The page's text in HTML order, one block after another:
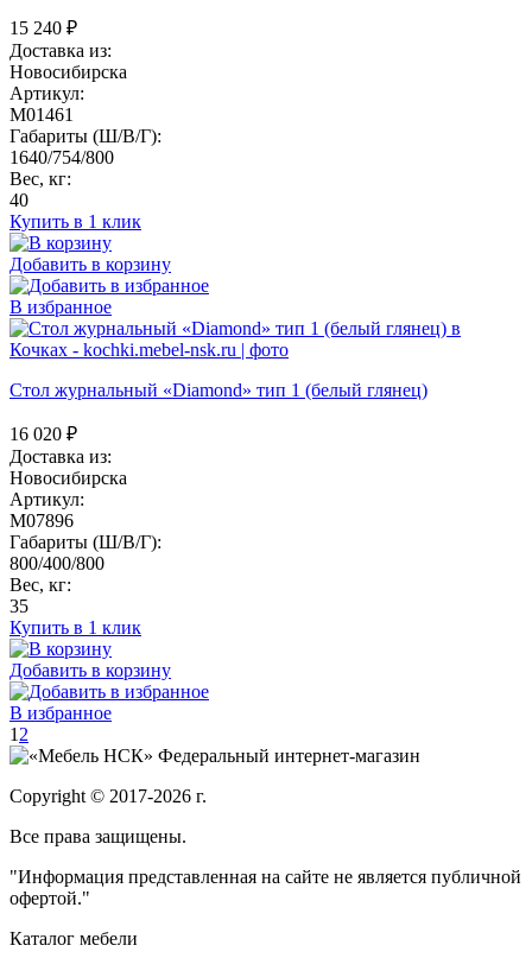
15 240 ₽
Доставка из:
Новосибирска
Артикул:
M01461
Габариты (Ш/В/Г):
1640/754/800
Вес, кг:
40
Купить в 1 клик
Добавить в корзину
В избранное
Стол журнальный «Diamond» тип 1 (белый глянец)
16 020 ₽
Доставка из:
Новосибирска
Артикул:
M07896
Габариты (Ш/В/Г):
800/400/800
Вес, кг:
35
Купить в 1 клик
Добавить в корзину
В избранное
1 2
Федеральный интернет-магазин
Copyright © 2017-2026 г.
Все права защищены.
"Информация представленная на сайте не является публичной
офертой."
Каталог мебели